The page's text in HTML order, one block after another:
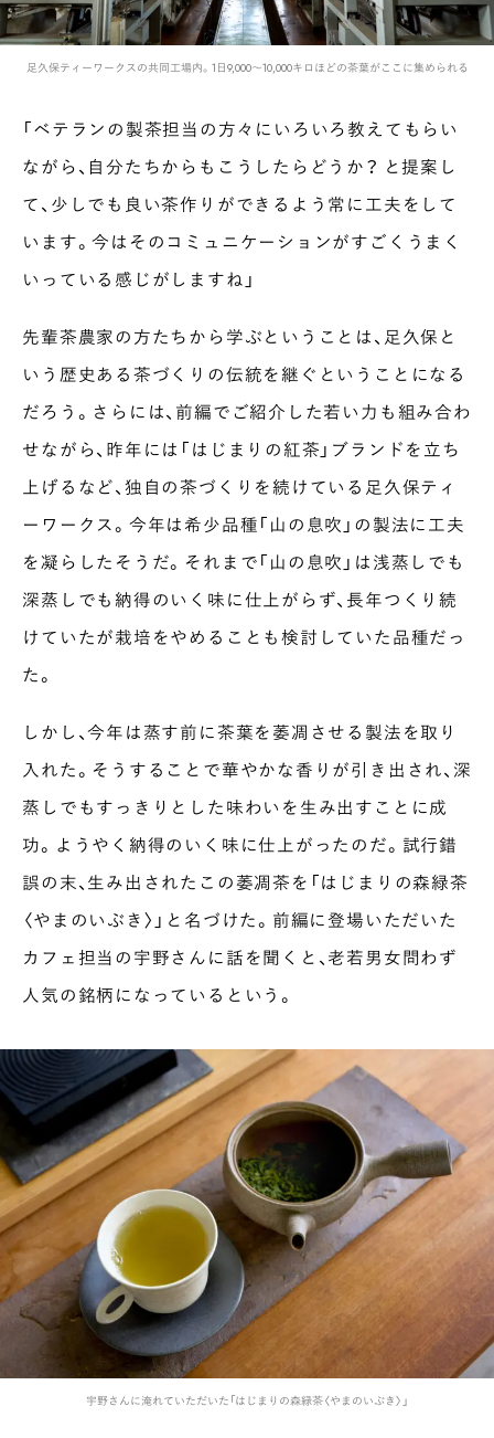
足久保ティーワークスの共同工場内。1日9,000〜10,000キロほどの茶葉がここに集められる
「ベテランの製茶担当の方々にいろいろ教えてもらい
ながら、自分たちからもこうしたらどうか？ と提案し
て、少しでも良い茶作りができるよう常に工夫をして
います。今はそのコミュニケーションがすごくうまく
いっている感じがしますね」
先輩茶農家の方たちから学ぶということは、足久保と
いう歴史ある茶づくりの伝統を継ぐということになる
だろう。さらには、前編でご紹介した若い力も組み合わ
せながら、昨年には「はじまりの紅茶」ブランドを立ち
上げるなど、独自の茶づくりを続けている足久保ティ
ーワークス。今年は希少品種「山の息吹」の製法に工夫
を凝らしたそうだ。それまで「山の息吹」は浅蒸しでも
深蒸しでも納得のいく味に仕上がらず、長年つくり続
けていたが栽培をやめることも検討していた品種だっ
た。
しかし、今年は蒸す前に茶葉を萎凋させる製法を取り
入れた。そうすることで華やかな香りが引き出され、深
蒸しでもすっきりとした味わいを生み出すことに成
功。ようやく納得のいく味に仕上がったのだ。試行錯
誤の末、生み出されたこの萎凋茶を「はじまりの森緑茶
〈やまのいぶき〉」と名づけた。前編に登場いただいた
カフェ担当の宇野さんに話を聞くと、老若男女問わず
人気の銘柄になっているという。
宇野さんに淹れていただいた「はじまりの森緑茶〈やまのいぶき〉」